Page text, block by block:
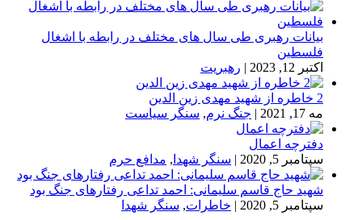
بیانات رهبری طی سال های مختلف در رابطه با اشغال
فلسطین
اکتبر 12, 2023
| رهبریت
2 خاطره از شهید مهدی زین الدین
مه 17, 2021
| جنگ نرم, سنگر سیاست
دفترچه اعمال
سپتامبر 5, 2020
| سنگر شهدا , مدافع حرم
شهید حاج قاسم سلیمانی: احمد تداعی رفتارهای جنگ بود
سپتامبر 5, 2020
| خاطرات, سنگر شهدا